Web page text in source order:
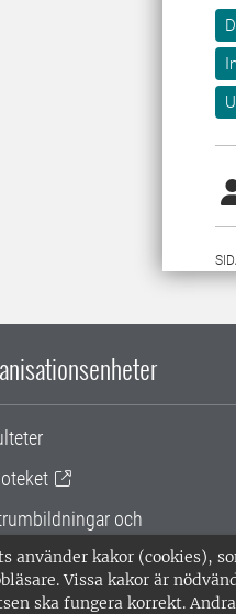
använder kakor (cookies),
Vissa kakor är
ska fungera korrekt.
och
verksamhetsstödet